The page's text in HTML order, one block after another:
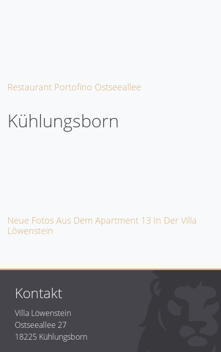
Restaurant Portofino Ostseeallee
Kühlungsborn
Neue Fotos Aus Dem Apartment 13 In Der Villa
Löwenstein
Kontakt
Villa Löwenstein
Ostseeallee 27
18225 Kühlungsborn